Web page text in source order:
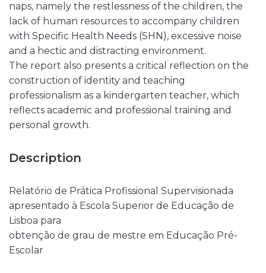
naps, namely the restlessness of the children, the
lack of human resources to accompany children
with Specific Health Needs (SHN), excessive noise
and a hectic and distracting environment.
The report also presents a critical reflection on the
construction of identity and teaching
professionalism as a kindergarten teacher, which
reflects academic and professional training and
personal growth.
Description
Relatório de Prática Profissional Supervisionada
apresentado à Escola Superior de Educação de
Lisboa para
obtenção de grau de mestre em Educação Pré-
Escolar